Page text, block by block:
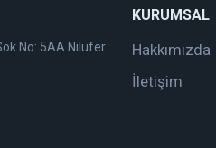
No: 5AA Nilüfer
KURUMSAL
Hakkımızda
İletişim